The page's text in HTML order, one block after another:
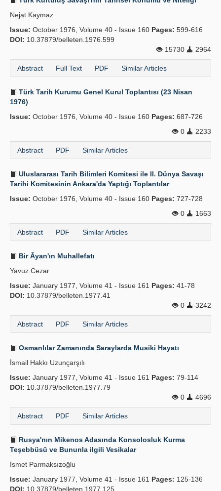
Nejat Kaymaz
Issue: October 1976, Volume 40 - Issue 160 Pages: 599-616
DOI: 10.37879/belleten.1976.599
15730
2964
Abstract Full Text PDF Similar Articles
Türk Tarih Kurumu Genel Kurul Toplantısı (23 Nisan
1976)
Issue: October 1976, Volume 40 - Issue 160 Pages: 687-726
0
2233
Abstract PDF Similar Articles
Uluslararası Tarih Bilimleri Komitesi ile II. Dünya Savaşı
Tarihi Komitesinin Ankara'da Yaptığı Toplantılar
Issue: October 1976, Volume 40 - Issue 160 Pages: 727-728
0
1663
Abstract PDF Similar Articles
Bir Âyan'ın Muhallefatı
Yavuz Cezar
Issue: January 1977, Volume 41 - Issue 161 Pages: 41-78
DOI: 10.37879/belleten.1977.41
0
3242
Abstract PDF Similar Articles
Osmanlılar Zamanında Saraylarda Musiki Hayatı
İsmail Hakkı Uzunçarşılı
Issue: January 1977, Volume 41 - Issue 161 Pages: 79-114
DOI: 10.37879/belleten.1977.79
0
4696
Abstract PDF Similar Articles
Rusya'nın Mikenos Adasında Konsolosluk Kurma
Teşebbüsü ve Bununla ilgili Vesikalar
İsmet Parmaksızoğlu
Issue: January 1977, Volume 41 - Issue 161 Pages: 125-136
DOI: 10.37879/belleten.1977.125